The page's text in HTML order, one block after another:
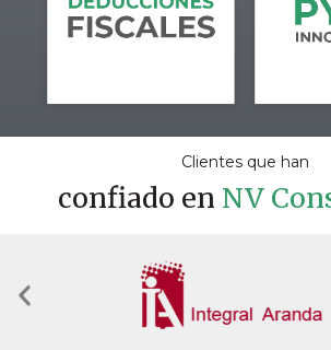
Clientes que han
confiado en NV